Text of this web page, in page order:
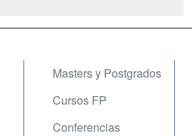
Masters y Postgrados
Cursos FP
Conferencias